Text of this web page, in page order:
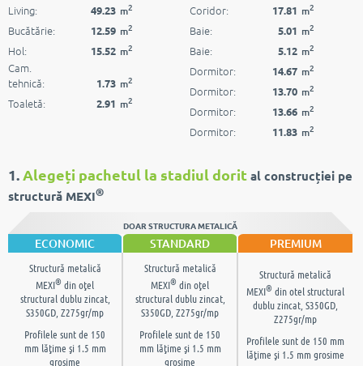
Living: 49.23 m2
Bucătărie: 12.59 m2
Hol: 15.52 m2
Cam.
tehnică:
1.73 m2
Toaletă: 2.91 m2
Coridor: 17.81 m2
Baie: 5.01 m2
Baie: 5.12 m2
Dormitor: 14.67 m2
Dormitor: 13.70 m2
Dormitor: 13.66 m2
Dormitor: 11.83 m2
1.Alegeți pachetul la stadiul dorit al construcției pe
structură MEXI®
DOAR STRUCTURA METALICĂ
ECONOMIC STANDARD PREMIUM
Structură metalică
MEXI® din oţel
structural dublu zincat,
S350GD, Z275gr/mp
Profilele sunt de 150
mm lăţime şi 1.5 mm
grosime
Structură metalică
MEXI® din oţel
structural dublu zincat,
S350GD, Z275gr/mp
Profilele sunt de 150
mm lăţime şi 1.5 mm
grosime
Structură metalică
MEXI® din otel structural
dublu zincat, S350GD,
Z275gr/mp
Profilele sunt de 150 mm
lăţime şi 1.5 mm grosime